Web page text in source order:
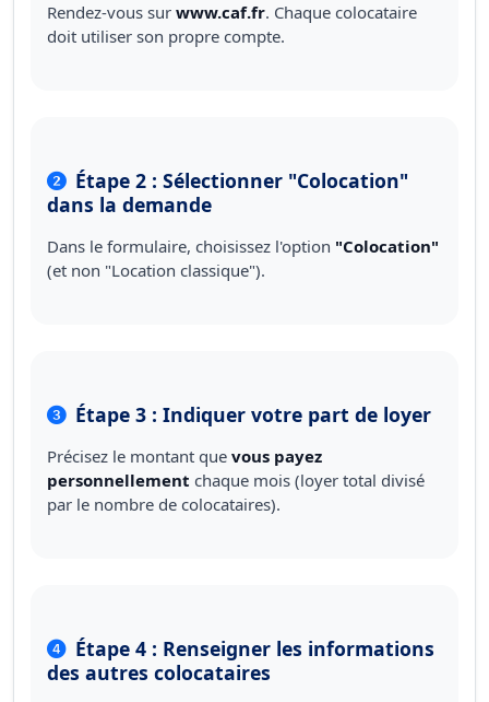
Rendez-vous sur www.caf.fr. Chaque colocataire
doit utiliser son propre compte.
Étape 2 : Sélectionner "Colocation"
dans la demande
Dans le formulaire, choisissez l'option "Colocation"
(et non "Location classique").
Étape 3 : Indiquer votre part de loyer
Précisez le montant que vous payez
personnellement chaque mois (loyer total divisé
par le nombre de colocataires).
Étape 4 : Renseigner les informations
des autres colocataires